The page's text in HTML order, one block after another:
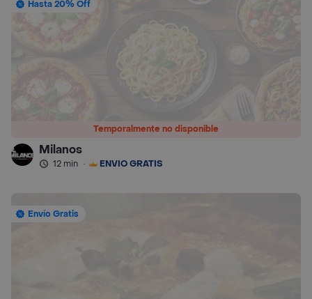
Temporalmente no disponible
Hasta 20% Off
Milanos
12 min · ENVÍO GRATIS
Envío Gratis